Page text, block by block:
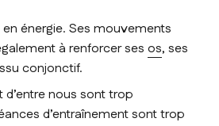
énergie. Ses mouvements
à renforcer ses os, ses
conjonctif.
d’entre nous sont trop
d’entraînement sont trop